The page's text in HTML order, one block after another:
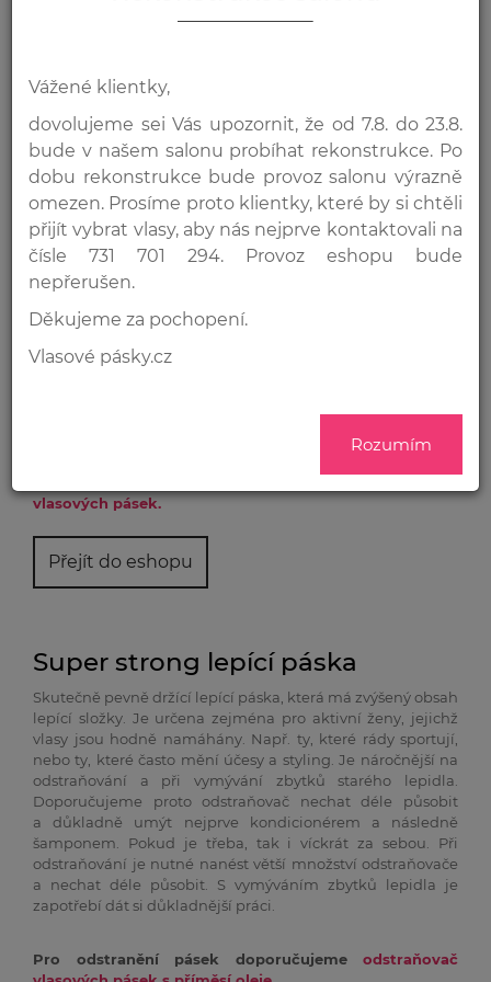
4 x 0,8cm
3 x 0,8 cm
2,5 x 0,8 cm
Dalším krokem je vybrat si podle vlastností jednotlivých
lepících pásek.
Standart lepící páska
Naše nejprodávanější páska, jejíž pevnost vyhovuje většině
našich klientek. Je však více než ostatní lepicí pásky, citlivá
na nevhodně zvolené šampony, zejména levné šampony
vlasových pásek.
Přejít do eshopu
Super strong lepící páska
Skutečně pevně držící lepící páska, která má zvýšený obsah
lepící složky. Je určena zejména pro aktivní ženy, jejichž
vlasy jsou hodně namáhány. Např. ty, které rády sportují,
nebo ty, které často mění účesy a styling. Je náročnější na
odstraňování a při vymývání zbytků starého lepidla.
Doporučujeme proto odstraňovač nechat déle působit
a důkladně umýt nejprve kondicionérem a následně
šamponem. Pokud je třeba, tak i víckrát za sebou. Při
odstraňování je nutné nanést větší množství odstraňovače
a nechat déle působit. S vymýváním zbytků lepidla je
zapotřebí dát si důkladnější práci.
Pro odstranění pásek doporučujeme odstraňovač
Vážené klientky,
dovolujeme sei Vás upozornit, že od 7.8. do 23.8.
bude v našem salonu probíhat rekonstrukce. Po
dobu rekonstrukce bude provoz salonu výrazně
omezen. Prosíme proto klientky, které by si chtěli
přijít vybrat vlasy, aby nás nejprve kontaktovali na
čísle 731 701 294. Provoz eshopu bude
nepřerušen.
Děkujeme za pochopení.
Vlasové pásky.cz
Rozumím